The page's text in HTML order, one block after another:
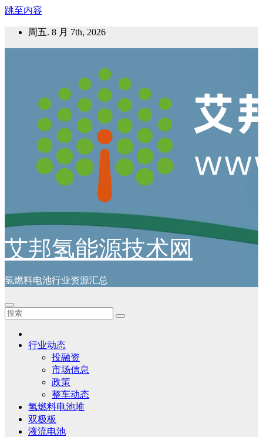
跳至内容
周五. 8 月 7th, 2026
艾邦氢能源技术网
氢燃料电池行业资源汇总
行业动态
投融资
市场信息
政策
整车动态
氢燃料电池堆
双极板
液流电池